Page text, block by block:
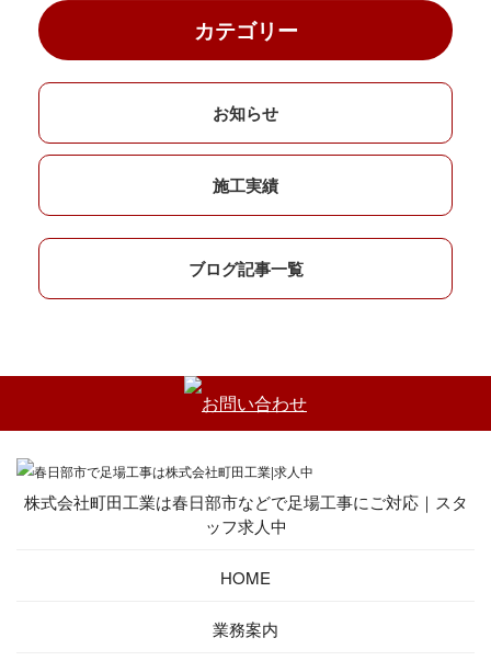
カテゴリー
お知らせ
施工実績
ブログ記事一覧
株式会社町田工業は春日部市などで足場工事にご対応｜スタ
ッフ求人中
HOME
業務案内